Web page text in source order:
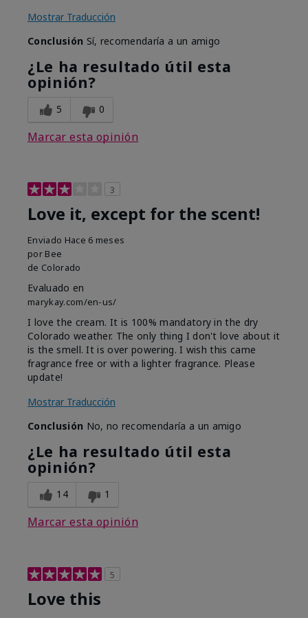
Mostrar Traducción
Conclusión Sí, recomendaría a un amigo
¿Le ha resultado útil esta
opinión?
5 0
Marcar esta opinión
3
Love it, except for the scent!
Enviado Hace 6 meses
por Bee
de Colorado
Evaluado en
marykay.com/en-us/
I love the cream. It is 100% mandatory in the dry
Colorado weather. The only thing I don't love about it
is the smell. It is over powering. I wish this came
fragrance free or with a lighter fragrance. Please
update!
Mostrar Traducción
Conclusión No, no recomendaría a un amigo
¿Le ha resultado útil esta
opinión?
14 1
Marcar esta opinión
5
Love this